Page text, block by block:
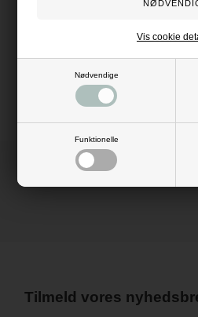
Nødvendige
Funktionelle
Vis cookie
Pomponer er en charmerende dekoration
Materiale: silkepapir
Farve: limegrøn
Tilmeld vores